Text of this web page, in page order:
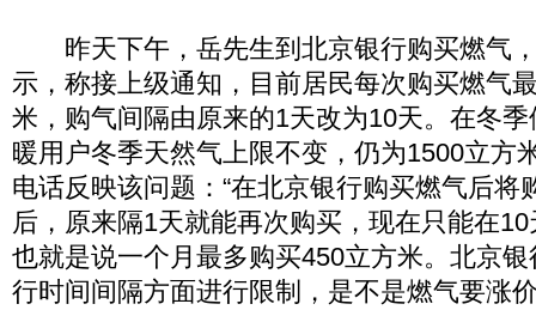
昨天下午，岳先生到北京银行购买燃气
示，称接上级通知，目前居民每次购买燃气
米，购气间隔由原来的1天改为10天。在冬
暖用户冬季天然气上限不变，仍为1500立方
电话反映该问题：“在北京银行购买燃气后将
后，原来隔1天就能再次购买，现在只能在
也就是说一个月最多购买450立方米。北京
行时间间隔方面进行限制，是不是燃气要涨